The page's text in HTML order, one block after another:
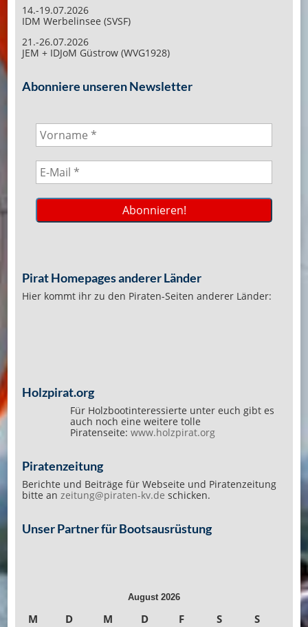
14.-19.07.2026
IDM Werbelinsee (SVSF)
21.-26.07.2026
JEM + IDJoM Güstrow (WVG1928)
Abonniere unseren Newsletter
Pirat Homepages anderer Länder
Hier kommt ihr zu den Piraten-Seiten anderer Länder:
Holzpirat.org
Für Holzbootinteressierte unter euch gibt es
auch noch eine weitere tolle
Piratenseite: www.holzpirat.org
Piratenzeitung
Berichte und Beiträge für Webseite und Piratenzeitung
bitte an zeitung@piraten-kv.de schicken.
Unser Partner für Bootsausrüstung
August 2026
M D M D F S S